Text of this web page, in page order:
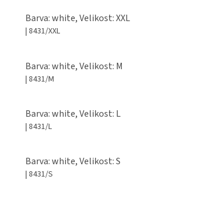
Barva: white, Velikost: XXL
| 8431/XXL
Barva: white, Velikost: M
| 8431/M
Barva: white, Velikost: L
| 8431/L
Barva: white, Velikost: S
| 8431/S